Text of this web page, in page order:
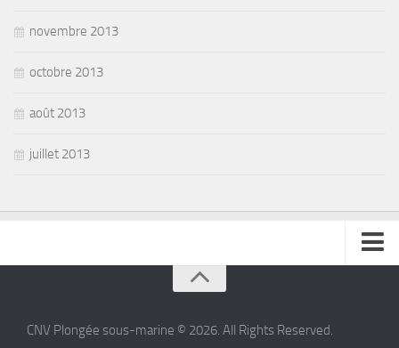
novembre 2013
octobre 2013
août 2013
juillet 2013
CNV Plongée sous-marine © 2026. All Rights Reserved.